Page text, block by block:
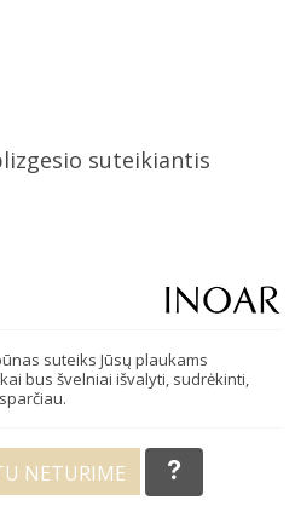
suteikiantis
suteiks Jūsų plaukams
bus švelniai išvalyti, sudrėkinti,
NETURIME